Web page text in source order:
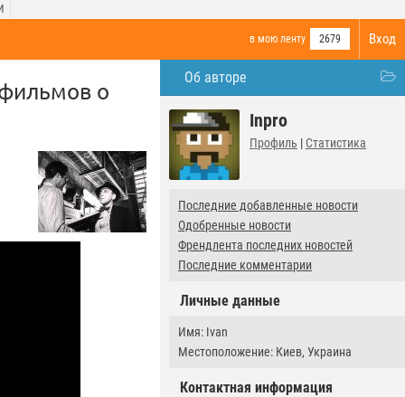
Вход
в мою ленту 2679
Об авторе
Inpro
Профиль | Статистика
Последние добавленные новости
Одобренные новости
Френдлента последних новостей
Последние комментарии
Личные данные
Имя: Ivan
Местоположение: Киев, Украина
Контактная информация
о